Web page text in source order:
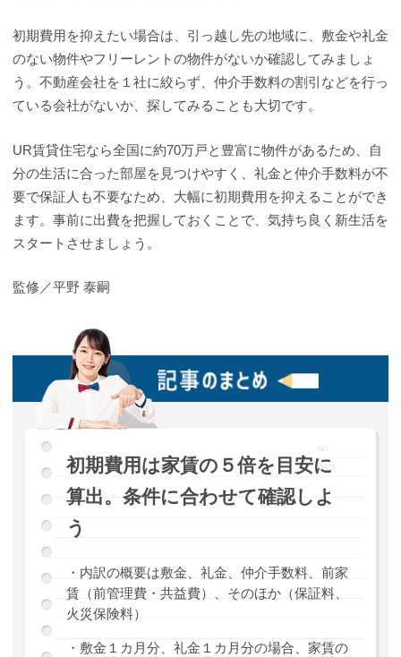
初期費用を抑えたい場合は、引っ越し先の地域に、敷金や礼金
のない物件やフリーレントの物件がないか確認してみましょ
う。不動産会社を１社に絞らず、仲介手数料の割引などを行っ
ている会社がないか、探してみることも大切です。
UR賃貸住宅なら全国に約70万戸と豊富に物件があるため、自
分の生活に合った部屋を見つけやすく、礼金と仲介手数料が不
要で保証人も不要なため、大幅に初期費用を抑えることができ
ます。事前に出費を把握しておくことで、気持ち良く新生活を
スタートさせましょう。
監修／平野 泰嗣
初期費用は家賃の５倍を目安に
算出。条件に合わせて確認しよ
う
・内訳の概要は敷金、礼金、仲介手数料、前家
賃（前管理費・共益費）、そのほか（保証料、
火災保険料）
・敷金１カ月分、礼金１カ月分の場合、家賃の